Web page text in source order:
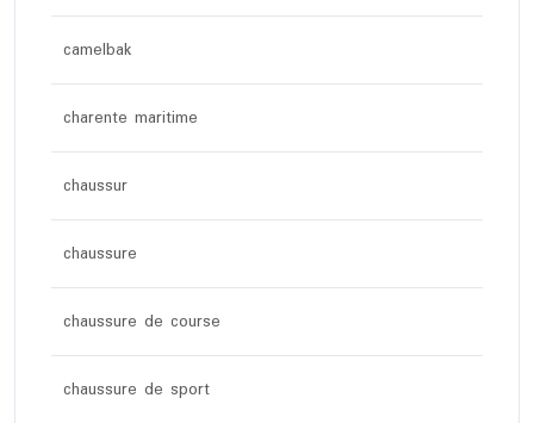
camelbak
charente maritime
chaussur
chaussure
chaussure de course
chaussure de sport